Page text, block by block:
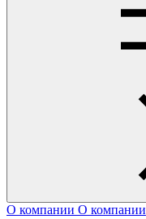
О компании О компании